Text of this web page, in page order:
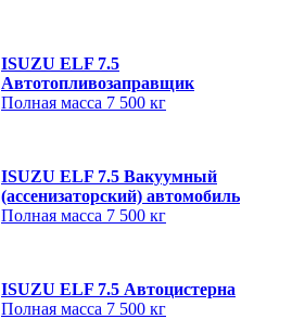
ISUZU ELF 7.5
Автотопливозаправщик
Полная масса 7 500 кг
ISUZU ELF 7.5 Вакуумный
(ассенизаторский) автомобиль
Полная масса 7 500 кг
ISUZU ELF 7.5 Автоцистерна
Полная масса 7 500 кг